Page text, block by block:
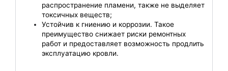
распространение пламени, также не выделяет
токсичных веществ;
Устойчив к гниению и коррозии. Такое
преимущество снижает риски ремонтных
работ и предоставляет возможность продлить
эксплуатацию кровли.